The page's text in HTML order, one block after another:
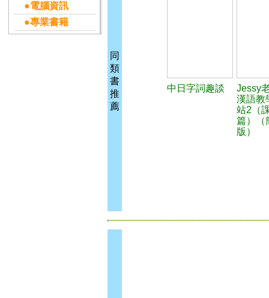
●電腦資訊
●專業書籍
同
類
書
推
薦
中日字詞趣談
Jessy
漢語教
站2（
篇）（
版）